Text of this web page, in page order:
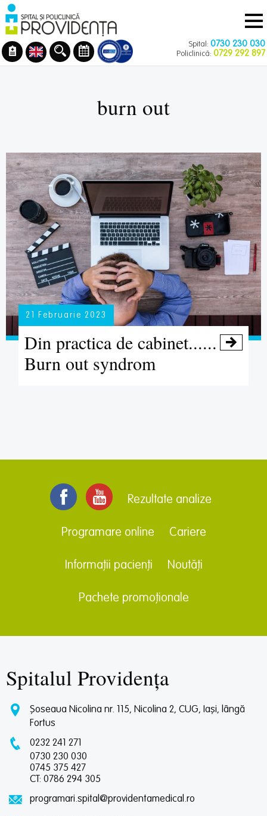
Mergi
la
conţinutul
principal
Navigare
principală
Spital: 0730 230 030
Policlinică: 0729 292 897
burn out
21 Februarie 2023

Din practica de cabinet......
Burn out syndrom
Rezultate analize
Programare online Cariere
Informații pacienți Noutăți
Pachete promoționale
Spitalul Providența
Șoseaua Nicolina nr. 115, Nicolina 2, CUG, Iași, lângă
Fortus
0232 241 271
0730 230 030
0745 375 427
CT: 0786 294 305
programari.spital@providentamedical.ro